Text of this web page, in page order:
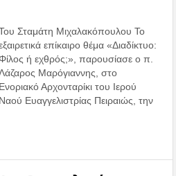
Σταμάτη Μιχαλακόπουλου Το
επίκαιρο θέμα «Διαδίκτυο:
ή εχθρός;», παρουσίασε ο π.
Μαρόγιαννης, στο
Ενοριακό Αρχονταρίκι του Ιερού
Ναού Ευαγγελιστρίας Πειραιώς, την